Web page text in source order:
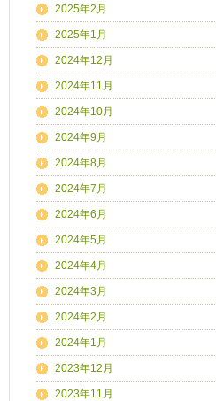
2025年2月
2025年1月
2024年12月
2024年11月
2024年10月
2024年9月
2024年8月
2024年7月
2024年6月
2024年5月
2024年4月
2024年3月
2024年2月
2024年1月
2023年12月
2023年11月